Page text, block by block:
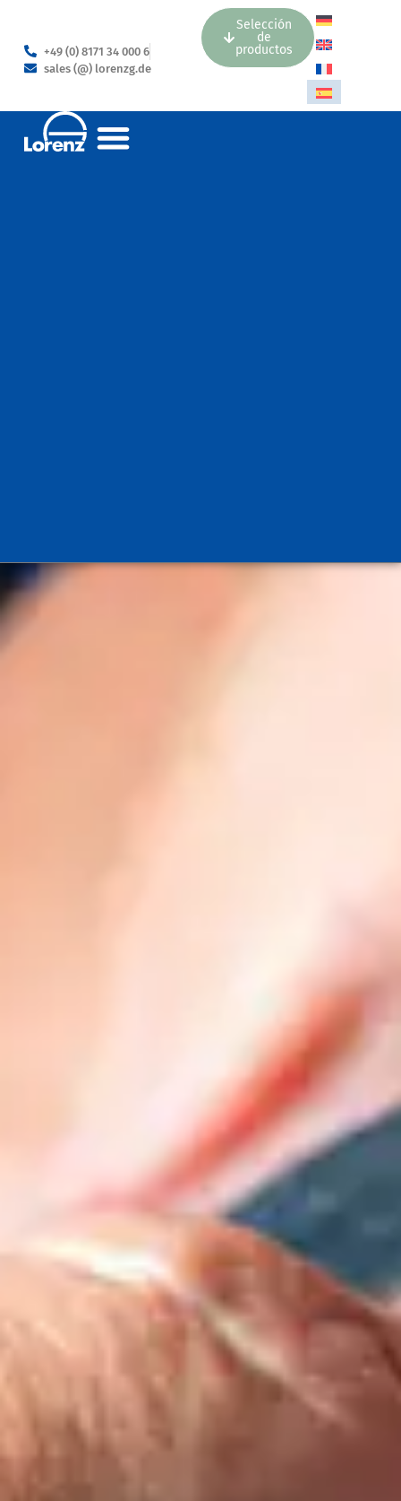
+49 (0) 8171 34 000 6
sales (@) lorenzg.de
Selección
de
productos